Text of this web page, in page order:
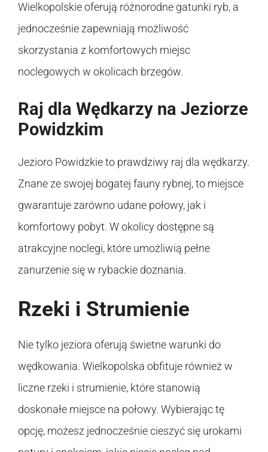
Wielkopolskie oferują różnorodne gatunki ryb, a
jednocześnie zapewniają możliwość
skorzystania z komfortowych miejsc
noclegowych w okolicach brzegów.
Raj dla Wędkarzy na Jeziorze
Powidzkim
Jezioro Powidzkie to prawdziwy raj dla wędkarzy.
Znane ze swojej bogatej fauny rybnej, to miejsce
gwarantuje zarówno udane połowy, jak i
komfortowy pobyt. W okolicy dostępne są
atrakcyjne noclegi, które umożliwią pełne
zanurzenie się w rybackie doznania.
Rzeki i Strumienie
Nie tylko jeziora oferują świetne warunki do
wędkowania. Wielkopolska obfituje również w
liczne rzeki i strumienie, które stanowią
doskonałe miejsce na połowy. Wybierając tę
opcję, możesz jednocześnie cieszyć się urokami